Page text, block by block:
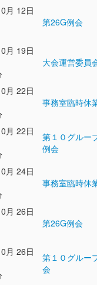
月 12日
第26G例会
月 19日
大会運営委員
月 22日
事務室臨時休
月 22日
第１０グルー
例会
月 24日
事務室臨時休
月 26日
第26G例会
月 26日
第１０グルー
会